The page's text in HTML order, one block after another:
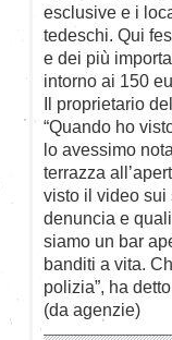
esclusive e i
tedeschi. Qui
e dei più
intorno ai 150
Il proprietario
“Quando ho
lo avessimo
terrazza
visto il video sui
denuncia e
siamo un bar
banditi a vita.
polizia”, ha
(da agenzie)